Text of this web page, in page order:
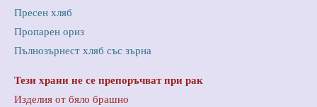
Пресен хляб
Пропарен ориз
Пълнозърнест хляб със зърна
Тези храни не се препоръчват при рак
Изделия от бяло брашно